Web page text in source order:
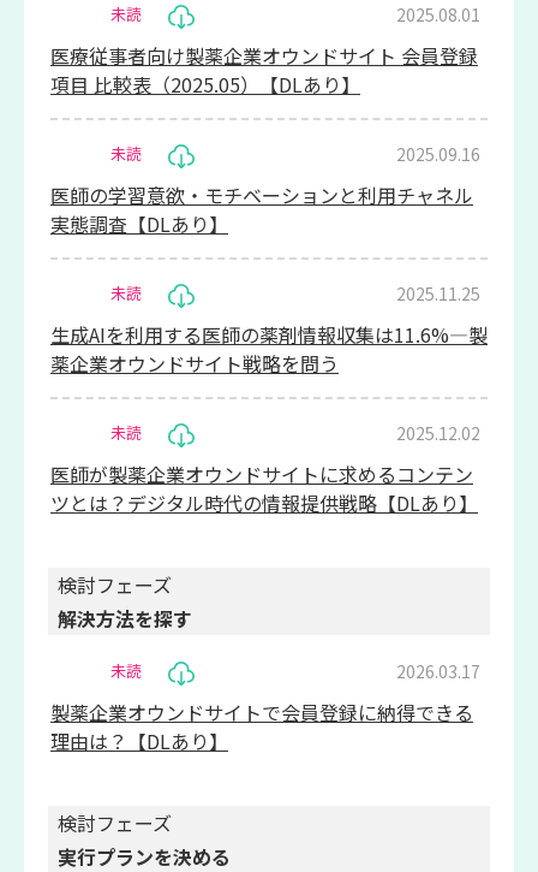
未読
医療従事者向け製薬企業オウンドサイト 会員登録
項目 比較表（2025.05）【DLあり】
2025.08.01
未読
医師の学習意欲・モチベーションと利用チャネル
実態調査【DLあり】
2025.09.16
未読
生成AIを利用する医師の薬剤情報収集は11.6%―製
薬企業オウンドサイト戦略を問う
2025.11.25
未読
医師が製薬企業オウンドサイトに求めるコンテン
ツとは？デジタル時代の情報提供戦略【DLあり】
2025.12.02
検討フェーズ
解決方法を探す
未読
製薬企業オウンドサイトで会員登録に納得できる
理由は？【DLあり】
2026.03.17
検討フェーズ
実行プランを決める